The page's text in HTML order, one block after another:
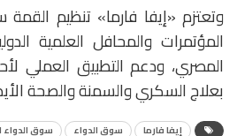
وتعتزم «إيفا فارما» تنظيم القمة
المؤتمرات والمحافل العلمية
المصري، ودعم التطبيق العملي
بعلاج السكري والسمنة والصحة
إيفا فارما سوق الدواء سوق الدواء